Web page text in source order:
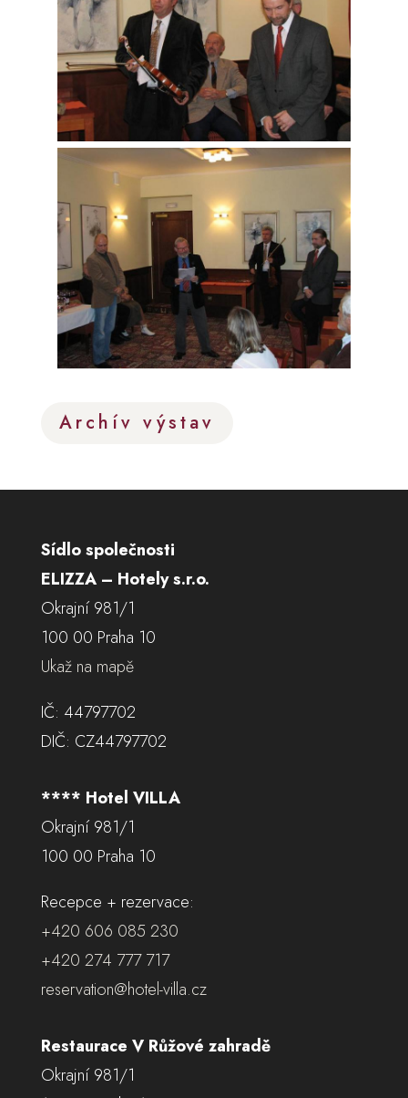
Archív výstav
Sídlo společnosti
ELIZZA – Hotely s.r.o.
Okrajní 981/1
100 00 Praha 10
Ukaž na mapě
IČ: 44797702
DIČ: CZ44797702
**** Hotel VILLA
Okrajní 981/1
100 00 Praha 10
Recepce + rezervace:
+420 606 085 230
+420 274 777 717
reservation@hotel-villa.cz
Restaurace V Růžové zahradě
Okrajní 981/1